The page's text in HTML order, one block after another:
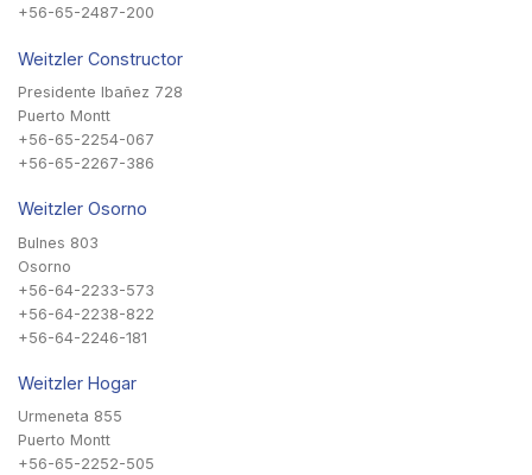
+56-65-2487-200
Weitzler Constructor
Presidente Ibañez 728
Puerto Montt
+56-65-2254-067
+56-65-2267-386
Weitzler Osorno
Bulnes 803
Osorno
+56-64-2233-573
+56-64-2238-822
+56-64-2246-181
Weitzler Hogar
Urmeneta 855
Puerto Montt
+56-65-2252-505